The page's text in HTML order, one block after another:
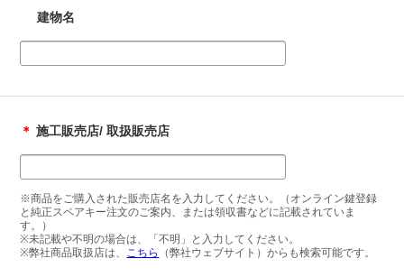
建物名
＊ 施工販売店/ 取扱販売店
※商品をご購入された販売店名を入力してください。（オンライン鍵登録
と純正スペアキー注文のご案内、または領収書などに記載されていま
す。）
※未記載や不明の場合は、「不明」と入力してください。
※弊社商品取扱店は、 こちら （弊社ウェブサイト）からも検索可能です。